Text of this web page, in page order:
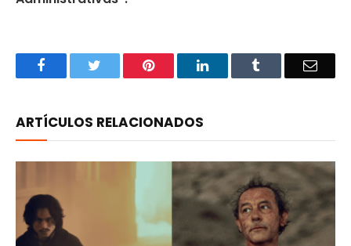
Facebook Pinterest LinkedIn Email
ARTÍCULOS RELACIONADOS